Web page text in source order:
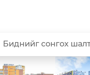
Биднийг сонгох